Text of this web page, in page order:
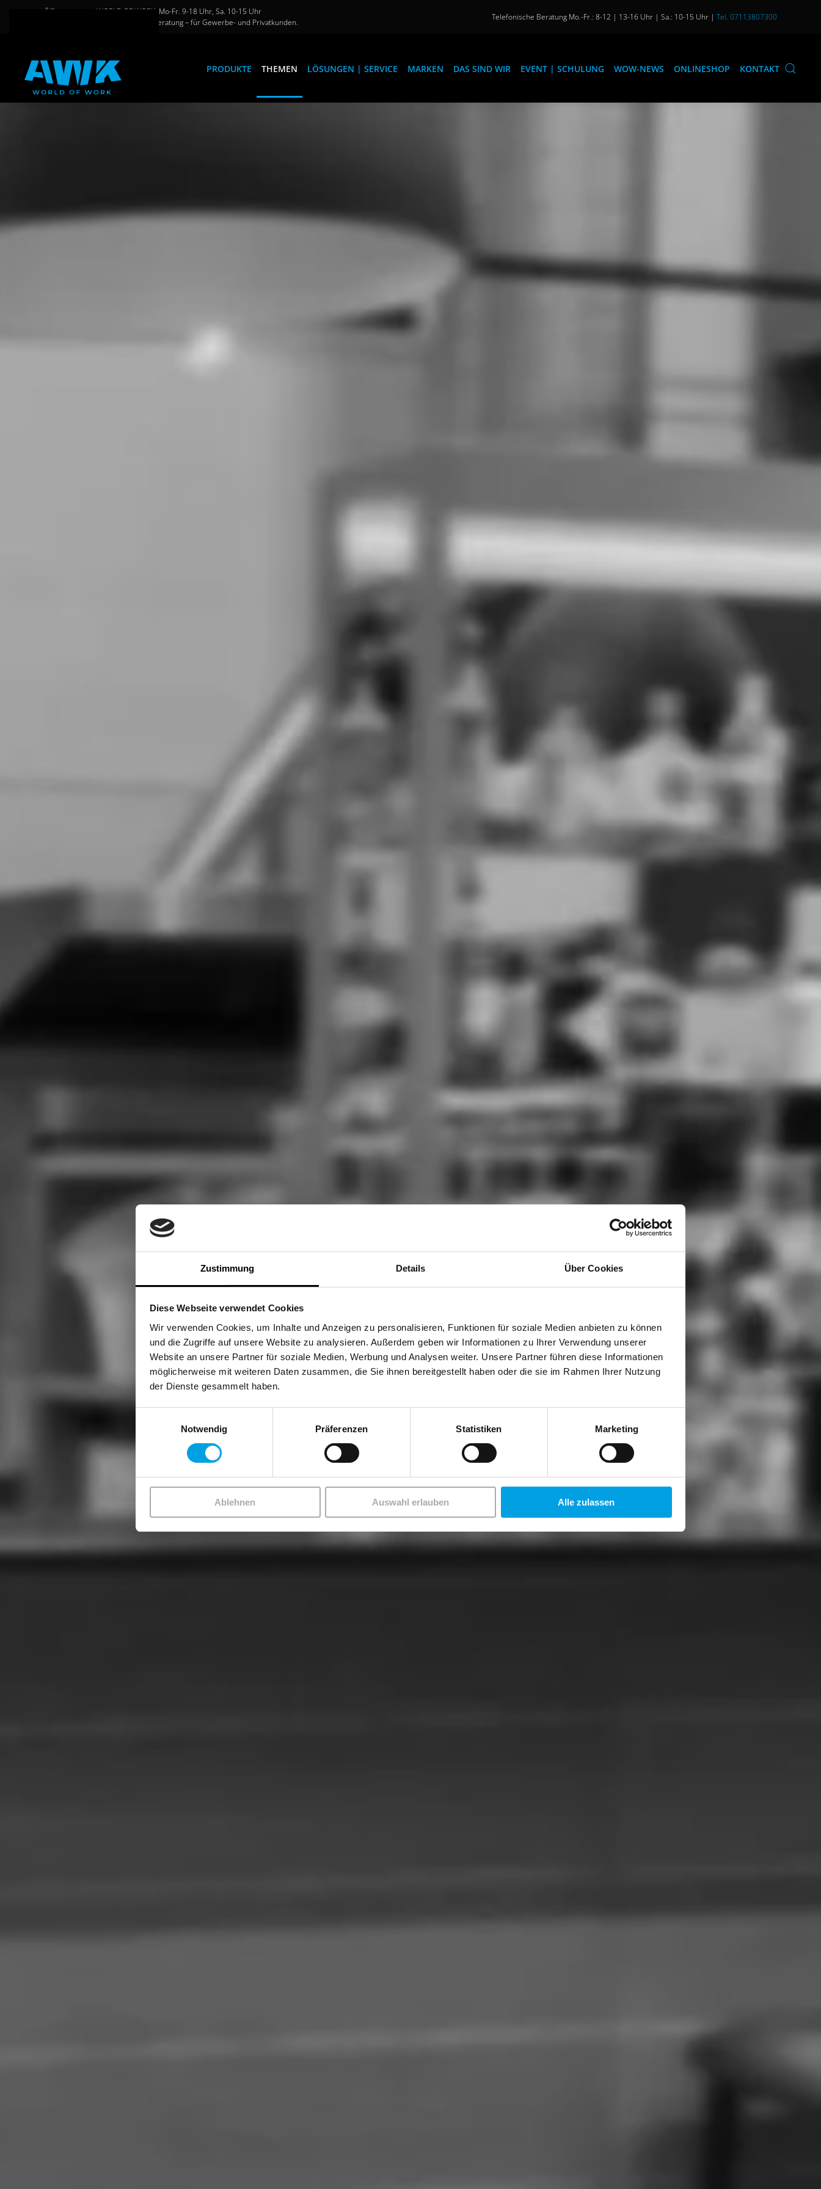
Zustimmung Details Über Cookies
Diese Webseite verwendet Cookies
Wir verwenden Cookies, um Inhalte und Anzeigen zu personalisieren, Funktionen für soziale Medien anbieten zu können
und die Zugriffe auf unsere Website zu analysieren. Außerdem geben wir Informationen zu Ihrer Verwendung unserer
Website an unsere Partner für soziale Medien, Werbung und Analysen weiter. Unsere Partner führen diese Informationen
möglicherweise mit weiteren Daten zusammen, die Sie ihnen bereitgestellt haben oder die sie im Rahmen Ihrer Nutzung
der Dienste gesammelt haben.
Notwendig
Präferenzen Statistiken Marketing
Ablehnen Auswahl erlauben Alle zulassen
Öffnungszeiten WORLD OF WORK: Mo-Fr. 9-18 Uhr, Sa. 10-15 Uhr
Große Auswahl und persönliche Beratung – für Gewerbe- und Privatkunden.
Telefonische Beratung Mo.-Fr.: 8-12 | 13-16 Uhr | Sa.: 10-15 Uhr | Tel. 07113807300
PRODUKTE THEMEN LÖSUNGEN | SERVICE MARKEN DAS SIND WIR EVENT | SCHULUNG WOW-NEWS ONLINESHOP KONTAKT